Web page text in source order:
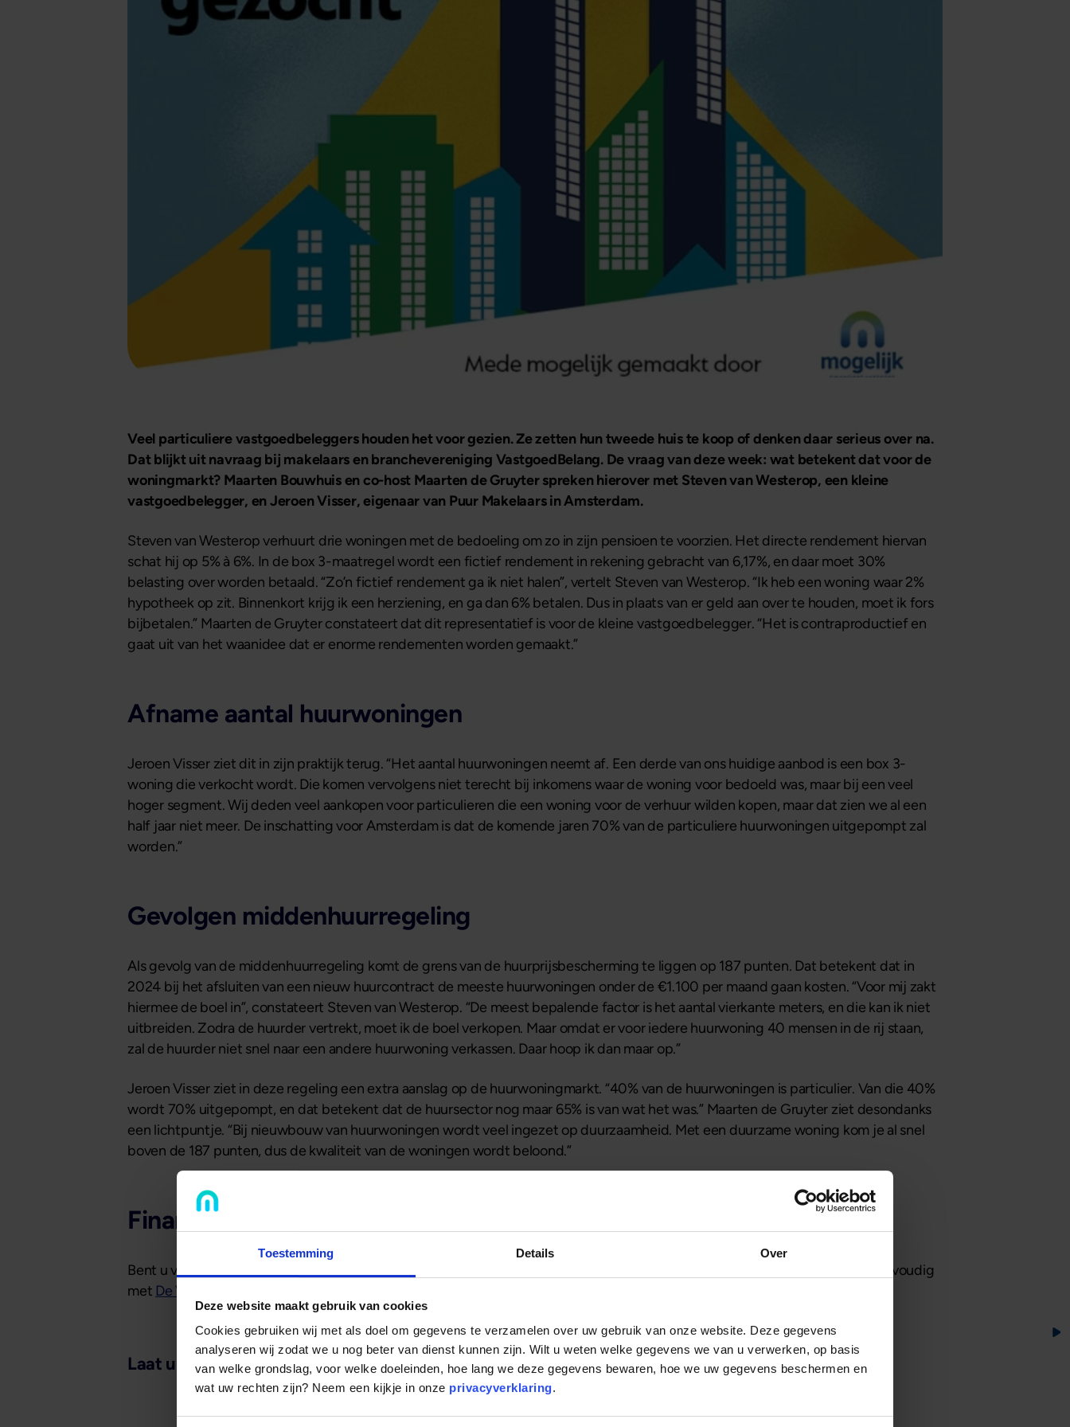
Toestemming Details Over
Deze website maakt gebruik van cookies
Cookies gebruiken wij met als doel om gegevens te verzamelen over uw gebruik van onze website. Deze gegevens
analyseren wij zodat we u nog beter van dienst kunnen zijn. Wilt u weten welke gegevens we van u verwerken, op basis
van welke grondslag, voor welke doeleinden, hoe lang we deze gegevens bewaren, hoe we uw gegevens beschermen en
wat uw rechten zijn? Neem een kijkje in onze privacyverklaring.
Veel particuliere vastgoedbeleggers houden het voor gezien. Ze zetten hun tweede huis te koop of denken daar serieus over na.
Dat blijkt uit navraag bij makelaars en branchevereniging VastgoedBelang. De vraag van deze week: wat betekent dat voor de
woningmarkt? Maarten Bouwhuis en co-host Maarten de Gruyter spreken hierover met Steven van Westerop, een kleine
vastgoedbelegger, en Jeroen Visser, eigenaar van Puur Makelaars in Amsterdam.
Steven van Westerop verhuurt drie woningen met de bedoeling om zo in zijn pensioen te voorzien. Het directe rendement hiervan
schat hij op 5% à 6%. In de box 3-maatregel wordt een fictief rendement in rekening gebracht van 6,17%, en daar moet 30%
belasting over worden betaald. “Zo’n fictief rendement ga ik niet halen”, vertelt Steven van Westerop. “Ik heb een woning waar 2%
hypotheek op zit. Binnenkort krijg ik een herziening, en ga dan 6% betalen. Dus in plaats van er geld aan over te houden, moet ik fors
bijbetalen.” Maarten de Gruyter constateert dat dit representatief is voor de kleine vastgoedbelegger. “Het is contraproductief en
gaat uit van het waanidee dat er enorme rendementen worden gemaakt.”
Afname aantal huurwoningen
Jeroen Visser ziet dit in zijn praktijk terug. “Het aantal huurwoningen neemt af. Een derde van ons huidige aanbod is een box 3-
woning die verkocht wordt. Die komen vervolgens niet terecht bij inkomens waar de woning voor bedoeld was, maar bij een veel
hoger segment. Wij deden veel aankopen voor particulieren die een woning voor de verhuur wilden kopen, maar dat zien we al een
half jaar niet meer. De inschatting voor Amsterdam is dat de komende jaren 70% van de particuliere huurwoningen uitgepompt zal
worden.”
Gevolgen middenhuurregeling
Als gevolg van de middenhuurregeling komt de grens van de huurprijsbescherming te liggen op 187 punten. Dat betekent dat in
2024 bij het afsluiten van een nieuw huurcontract de meeste huurwoningen onder de €1.100 per maand gaan kosten. “Voor mij zakt
hiermee de boel in”, constateert Steven van Westerop. “De meest bepalende factor is het aantal vierkante meters, en die kan ik niet
uitbreiden. Zodra de huurder vertrekt, moet ik de boel verkopen. Maar omdat er voor iedere huurwoning 40 mensen in de rij staan,
zal de huurder niet snel naar een andere huurwoning verkassen. Daar hoop ik dan maar op.”
Jeroen Visser ziet in deze regeling een extra aanslag op de huurwoningmarkt. “40% van de huurwoningen is particulier. Van die 40%
wordt 70% uitgepompt, en dat betekent dat de huursector nog maar 65% is van wat het was.” Maarten de Gruyter ziet desondanks
een lichtpuntje. “Bij nieuwbouw van huurwoningen wordt veel ingezet op duurzaamheid. Met een duurzame woning kom je al snel
boven de 187 punten, dus de kwaliteit van de woningen wordt beloond.”
Financiering van uw beleggingspand
Bent u vastgoedbelegger en wilt u een woning of appartement kopen voor de verhuur? Uw beleggingspand financiert u eenvoudig
met De Verhuurhypotheek
Laat u ook inspireren door...